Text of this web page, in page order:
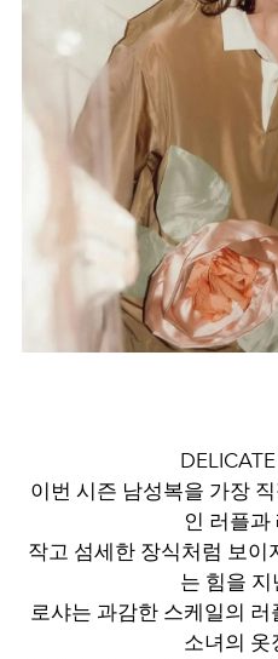
이번 시즌 남성복을 가장
인 러플과
작고 섬세한 장식처럼 보이
는 힘을 지
로샤는 과감한 스케일의
소녀의 옷